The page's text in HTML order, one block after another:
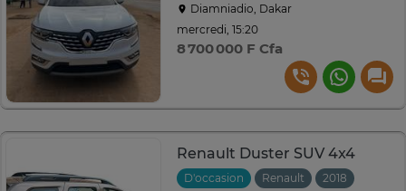
Diamniadio, Dakar
mercredi, 15:20
8 700 000 F Cfa
Renault Duster SUV 4x4
D'occasion Renault 2018